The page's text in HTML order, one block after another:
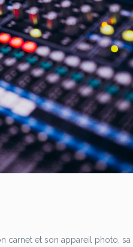
et son appareil photo,